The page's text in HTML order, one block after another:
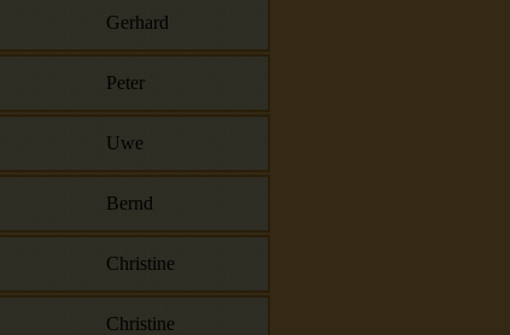
Gerhard
Peter
Uwe
Bernd
Christine
Christine